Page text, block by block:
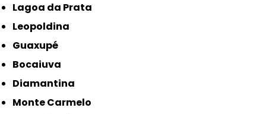
Lagoa da Prata
Leopoldina
Guaxupé
Bocaiuva
Diamantina
Monte Carmelo